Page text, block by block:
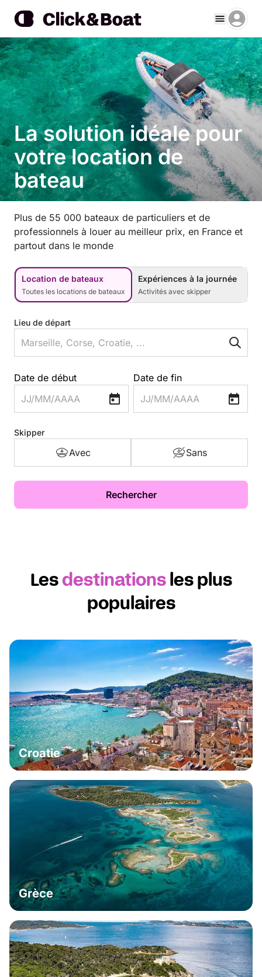
La solution idéale pour
votre location de
bateau
Plus de 55 000 bateaux de particuliers et de
professionnels à louer au meilleur prix, en France et
partout dans le monde
Location de bateaux
Toutes les locations de bateaux
Expériences à la journée
Activités avec skipper
Lieu de départ
Date de début
JJ/MM/AAAA
Date de fin
JJ/MM/AAAA
Skipper
Avec Sans
Rechercher
Lesdestinationsles plus
populaires
Croatie
Grèce